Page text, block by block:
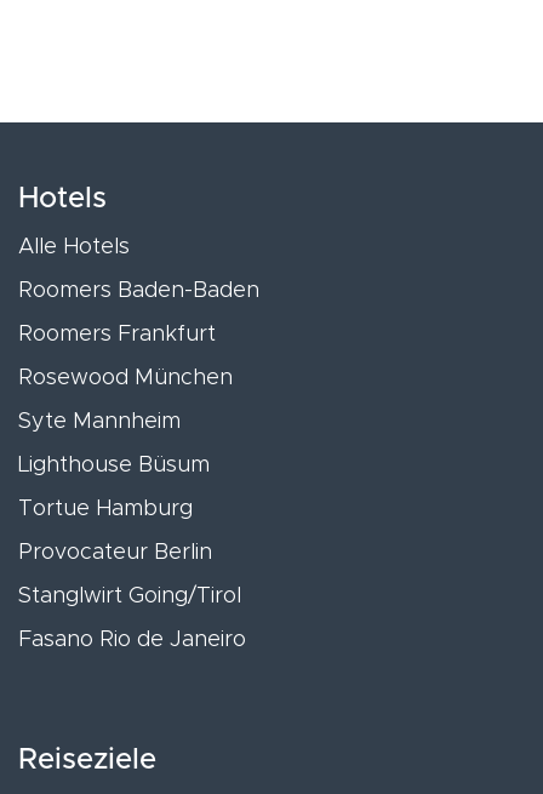
Hotels
Alle Hotels
Roomers Baden-Baden
Roomers Frankfurt
Rosewood München
Syte Mannheim
Lighthouse Büsum
Tortue Hamburg
Provocateur Berlin
Stanglwirt Going/Tirol
Fasano Rio de Janeiro
Reiseziele